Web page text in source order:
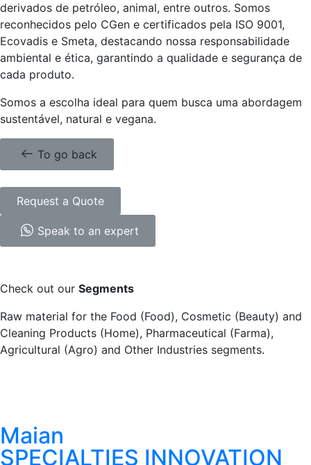
derivados de petróleo, animal, entre outros. Somos
reconhecidos pelo CGen e certificados pela ISO 9001,
Ecovadis e Smeta, destacando nossa responsabilidade
ambiental e ética, garantindo a qualidade e segurança de
cada produto.
Somos a escolha ideal para quem busca uma abordagem
sustentável, natural e vegana.
To go back
Request a Quote
Speak to an expert
Check out our Segments
Raw material for the Food (Food), Cosmetic (Beauty) and
Cleaning Products (Home), Pharmaceutical (Farma),
Agricultural (Agro) and Other Industries segments.
Maian
SPECIALTIES INNOVATION